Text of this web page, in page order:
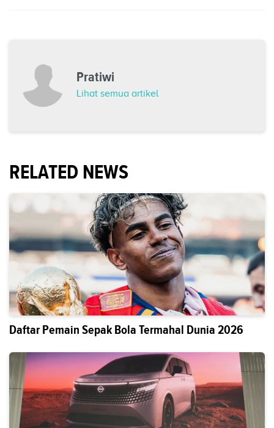
Pratiwi
Lihat semua artikel
RELATED NEWS
Daftar Pemain Sepak Bola Termahal Dunia 2026